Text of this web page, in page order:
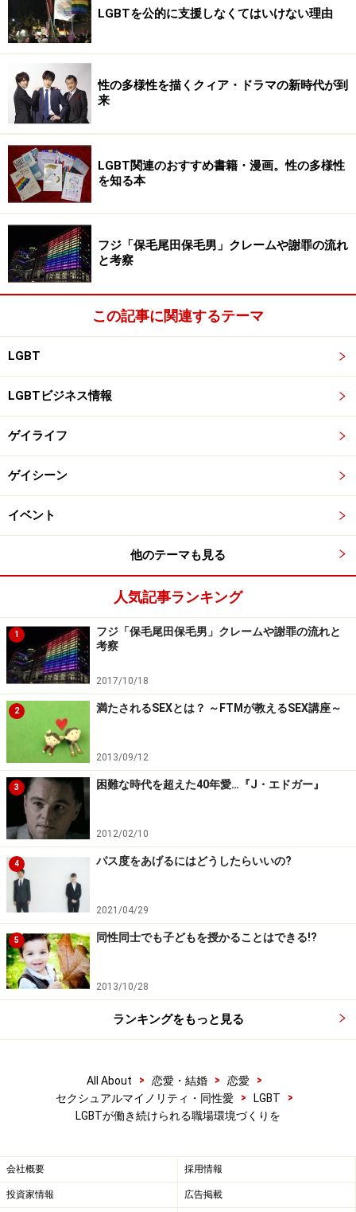
ンなどで盛り上がったり。仲通りがあんなに賑やかにな
ったのは久しぶりな気がします。
それから、ゴトウが毎年楽しみにしているプールパーテ
ィがありました。山奥のプールスタジオをゲイだらけで
貸し切って楽しむ、この世の楽園的イベント。絶好のプ
ール日和のなか、DJさんが素敵なBGMで盛り上げてくれ
て、いろんなタイプのイケメンたちが浮き輪とかビーチ
ボールとかすべり台とかでキャッキャしながら童心に帰
8月16日（日）15時～18時には、二丁目の毎年恒例の夏
祭りであるレインボー祭り
角を特設会場にして（今年は新宿公園がキレイに整備さ
れたので、そちらがステージになるかも？）昼間からマ
目振興会が総力を挙げてお送りする野外フェスです。ど
なたも無料で参加できますので、二丁目未体験な方など
暦の上ではお盆が過ぎると秋の気配って感じかもしれま
せんが、8月も9月も、ゲイシーンではいろんなイベント
が盛りだくさんです（ぼくらの夏はまだまだ終わらな
い！）。「ひと夏の恋」を見つけるもよし、永遠の愛を
ひ、2015年の夏をマンキツしてください♪
※記事内容は執筆時点のものです。最新の内容をご確認くださ
い。
1/5 次のページへ
LGBTを公的に支援しなくてはいけない理由
性の多様性を描くクィア・ドラマの新時代が到
来
LGBT関連のおすすめ書籍・漫画。性の多様性
を知る本
フジ「保毛尾田保毛男」クレームや謝罪の流れ
と考察
この記事に関連するテーマ
LGBT
LGBTビジネス情報
ゲイライフ
ゲイシーン
イベント
他のテーマも見る
人気記事ランキング
1
フジ「保毛尾田保毛男」クレームや謝罪の流れと
考察
2017/10/18
2 満たされるSEXとは？ ～FTMが教えるSEX講座～
2013/09/12
3 困難な時代を超えた40年愛…『J・エドガー』
2012/02/10
4 パス度をあげるにはどうしたらいいの?
2021/04/29
5 同性同士でも子どもを授かることはできる!?
2013/10/28
ランキングをもっと見る
All About > 恋愛・結婚 > 恋愛
>
セクシュアルマイノリティ・同性愛
> LGBT
>
LGBTが働き続けられる職場環境づくりを
会社概要 採用情報
投資家情報 広告掲載